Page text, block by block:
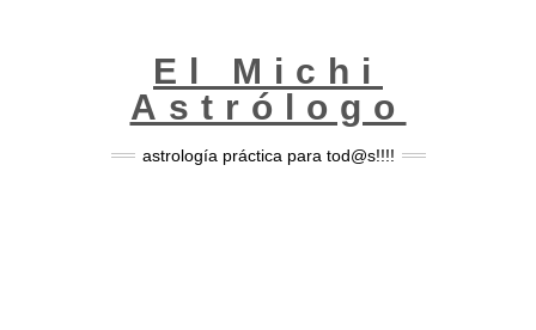
El Michi
Astrólogo
astrología práctica para tod@s!!!!